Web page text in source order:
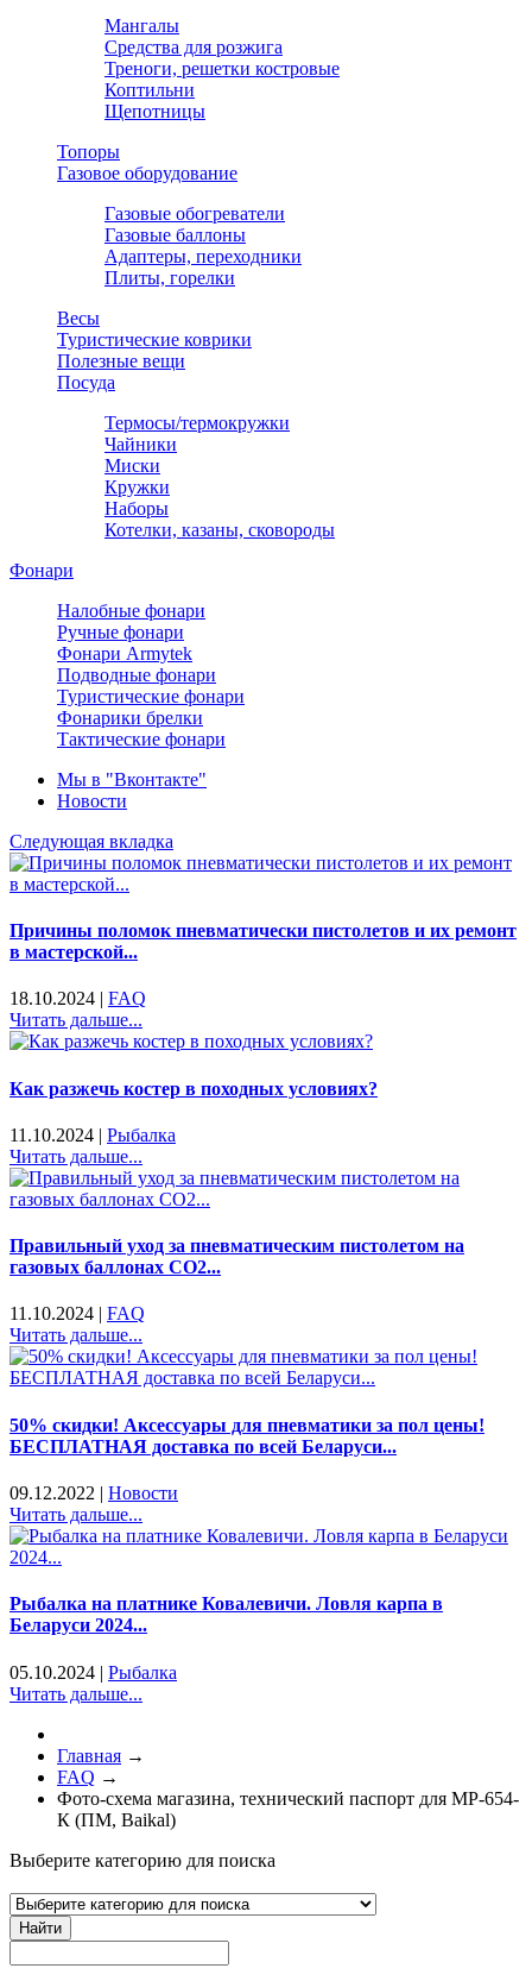
Мангалы
Средства для розжига
Треноги, решетки костровые
Коптильни
Щепотницы
Топоры
Газовое оборудование
Газовые обогреватели
Газовые баллоны
Адаптеры, переходники
Плиты, горелки
Весы
Туристические коврики
Полезные вещи
Посуда
Термосы/термокружки
Чайники
Миски
Кружки
Наборы
Котелки, казаны, сковороды
Фонари
Налобные фонари
Ручные фонари
Фонари Armytek
Подводные фонари
Туристические фонари
Фонарики брелки
Тактические фонари
Мы в "Вконтакте"
Новости
Следующая вкладка
Причины поломок пневматически пистолетов и их ремонт
в мастерской...
18.10.2024 | FAQ
Читать дальше...
Как разжечь костер в походных условиях?
11.10.2024 | Рыбалка
Читать дальше...
Правильный уход за пневматическим пистолетом на
газовых баллонах CO2...
11.10.2024 | FAQ
Читать дальше...
50% скидки! Аксессуары для пневматики за пол цены!
БЕСПЛАТНАЯ доставка по всей Беларуси...
09.12.2022 | Новости
Читать дальше...
Рыбалка на платнике Ковалевичи. Ловля карпа в
Беларуси 2024...
05.10.2024 | Рыбалка
Читать дальше...
Главная →
FAQ →
Фото-схема магазина, технический паспорт для МР-654-
К (ПМ, Baikal)
Выберите категорию для поиска
Найти